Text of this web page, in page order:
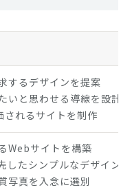
するデザインを提案
いと思わせる導線を設計
れるサイトを制作
Webサイトを構築
したシンプルなデザイン
写真を入念に選別